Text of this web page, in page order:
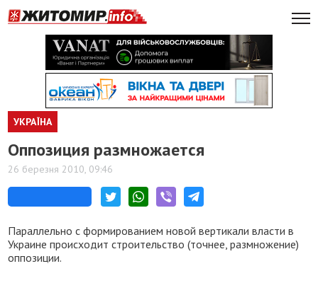
УКРАЇНА
Оппозиция размножается
26 березня 2010, 09:46
Параллельно с формированием новой вертикали власти в
Украине происходит строительство (точнее, размножение)
оппозиции.